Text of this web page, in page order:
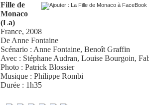
Fille de
Monaco
(La)
France, 2008
De Anne Fontaine
Scénario : Anne Fontaine,Benoît Graffin
Avec : Stéphane Audran,Louise Bourgoin,
Photo :Patrick Blossier
Musique :Philippe Rombi
Durée : 1h35